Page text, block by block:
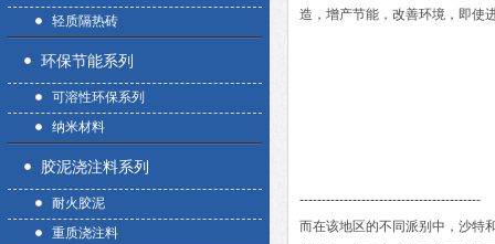
轻质隔热砖
环保节能系列
可溶性环保系列
纳米材料
胶泥浇注料系列
耐火胶泥
重质浇注料
造，增产节能，改善环境，即使
-----------------------------------------
而在该地区的不同派别中，沙特